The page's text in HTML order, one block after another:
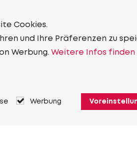
Cookies.
und Ihre Präferenzen zu
Werbung. Weitere Infos finden
Werbung